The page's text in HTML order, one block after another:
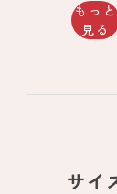
もっと
見る
サイ